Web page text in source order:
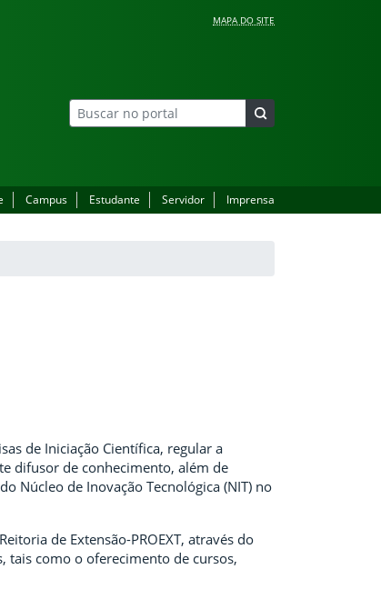
MAPA DO SITE
Campus Estudante Servidor Imprensa
de Iniciação Científica, regular a
difusor de conhecimento, além de
Núcleo de Inovação Tecnológica (NIT) no
de Extensão-PROEXT, através do
tais como o oferecimento de cursos,